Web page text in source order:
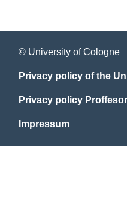
© University of Cologne
Privacy policy of the
Privacy policy
Impressum